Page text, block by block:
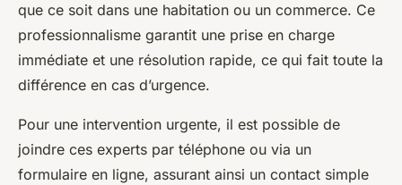
que ce soit dans une habitation ou un commerce. Ce
professionnalisme garantit une prise en charge
immédiate et une résolution rapide, ce qui fait toute la
différence en cas d’urgence.
Pour une intervention urgente, il est possible de
joindre ces experts par téléphone ou via un
formulaire en ligne, assurant ainsi un contact simple